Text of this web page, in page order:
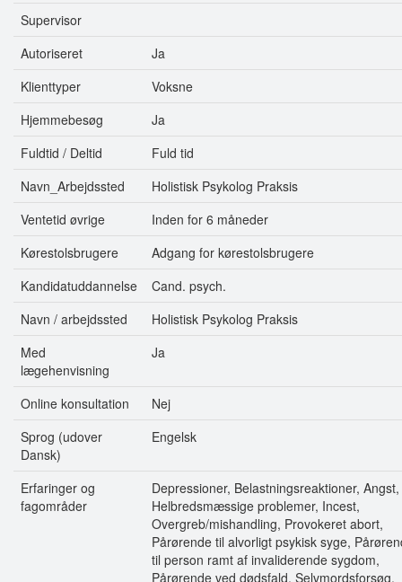
Supervisor
Autoriseret
Ja
Klienttyper
Voksne
Hjemmebesøg
Ja
Fuldtid / Deltid
Fuld tid
Navn_Arbejdssted
Holistisk Psykolog Praksis
Ventetid øvrige
Inden for 6 måneder
Kørestolsbrugere
Adgang for kørestolsbrugere
Kandidatuddannelse
Cand. psych.
Navn / arbejdssted
Holistisk Psykolog Praksis
Med
lægehenvisning
Ja
Online konsultation
Nej
Sprog (udover
Dansk)
Engelsk
Erfaringer og
fagområder
Depressioner, Belastningsreaktioner, Angst,
Helbredsmæssige problemer, Incest,
Overgreb/mishandling, Provokeret abort,
Pårørende til alvorligt psykisk syge,
til person ramt af invaliderende sygdom,
Pårørende ved dødsfald, Selvmordsforsøg,